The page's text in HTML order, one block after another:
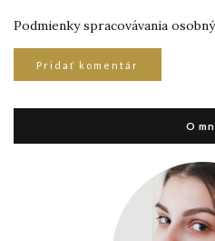
Podmienky spracovávania
O